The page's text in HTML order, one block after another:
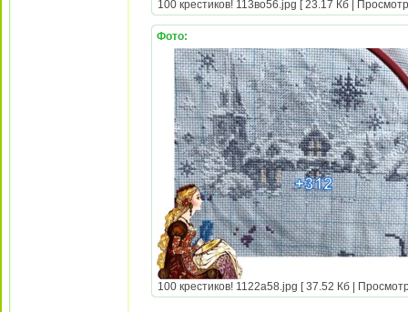
100 крестиков! 113во56.jpg [ 23.17 Кб |
Фото:
100 крестиков! 1122а58.jpg [ 37.52 Кб |